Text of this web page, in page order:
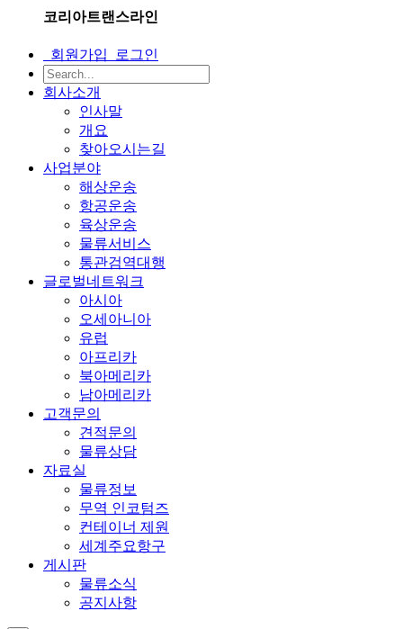
코리아트랜스라인
회원가입 로그인
회사소개
인사말
개요
찾아오시는길
사업분야
해상운송
항공운송
육상운송
물류서비스
통관검역대행
글로벌네트워크
아시아
오세아니아
유럽
아프리카
북아메리카
남아메리카
고객문의
견적문의
물류상담
자료실
물류정보
무역 인코텀즈
컨테이너 제원
세계주요항구
게시판
물류소식
공지사항